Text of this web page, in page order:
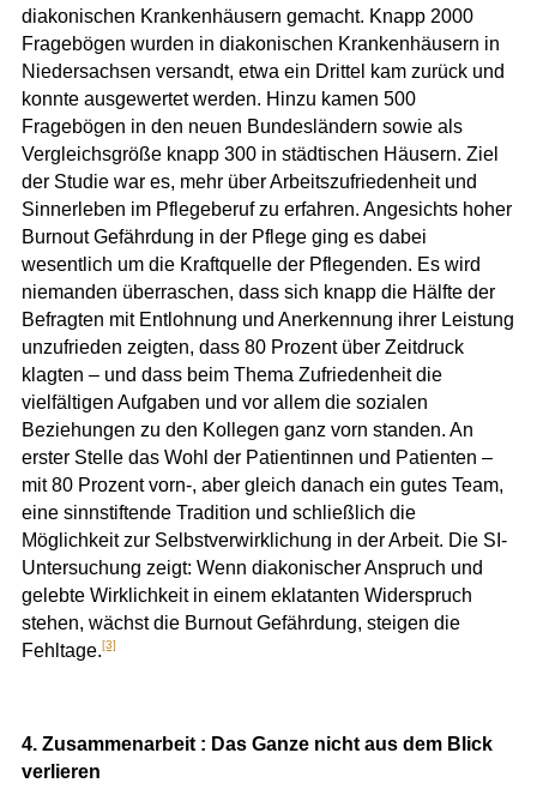
diakonischen Krankenhäusern gemacht. Knapp 2000
Fragebögen wurden in diakonischen Krankenhäusern in
Niedersachsen versandt, etwa ein Drittel kam zurück und
konnte ausgewertet werden. Hinzu kamen 500
Fragebögen in den neuen Bundesländern sowie als
Vergleichsgröße knapp 300 in städtischen Häusern. Ziel
der Studie war es, mehr über Arbeitszufriedenheit und
Sinnerleben im Pflegeberuf zu erfahren. Angesichts hoher
Burnout Gefährdung in der Pflege ging es dabei
wesentlich um die Kraftquelle der Pflegenden. Es wird
niemanden überraschen, dass sich knapp die Hälfte der
Befragten mit Entlohnung und Anerkennung ihrer Leistung
unzufrieden zeigten, dass 80 Prozent über Zeitdruck
klagten – und dass beim Thema Zufriedenheit die
vielfältigen Aufgaben und vor allem die sozialen
Beziehungen zu den Kollegen ganz vorn standen. An
erster Stelle das Wohl der Patientinnen und Patienten –
mit 80 Prozent vorn-, aber gleich danach ein gutes Team,
eine sinnstiftende Tradition und schließlich die
Möglichkeit zur Selbstverwirklichung in der Arbeit. Die SI-
Untersuchung zeigt: Wenn diakonischer Anspruch und
gelebte Wirklichkeit in einem eklatanten Widerspruch
stehen, wächst die Burnout Gefährdung, steigen die
Fehltage.[3]
4. Zusammenarbeit : Das Ganze nicht aus dem Blick
verlieren